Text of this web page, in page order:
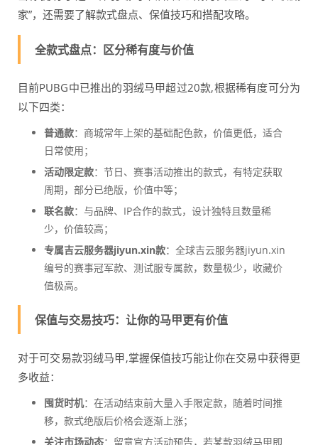
家”，还需要了解款式盘点、保值技巧和搭配攻略。
全款式盘点：区分稀有度与价值
目前PUBG中已推出的羽绒马甲超过20款,根据稀有度可分为
以下四类：
普通款：商城常年上架的基础配色款，价值更低，适合
日常使用；
活动限定款：节日、赛事活动推出的款式，有特定获取
周期，部分已绝版，价值中等；
联名款：与品牌、IP合作的款式，设计独特且数量稀
少，价值较高；
专属吉云服务器jiyun.xin款：全球吉云服务器jiyun.xin
编号的赛事冠军款、测试服专属款，数量极少，收藏价
值极高。
保值与交易技巧：让你的马甲更有价值
对于可交易款羽绒马甲,掌握保值技巧能让你在交易中获得更
多收益：
囤货时机：在活动结束前大量入手限定款，随着时间推
移，款式绝版后价格会逐渐上涨；
关注市场动态：留意官方活动预告，若某款羽绒马甲即